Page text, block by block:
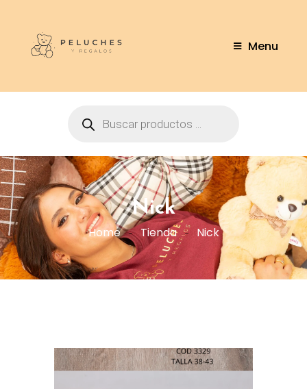
Menu
Nick
Home Tienda Nick